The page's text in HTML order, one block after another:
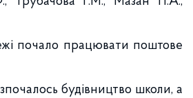
працювати поштове
будівництво школи, а